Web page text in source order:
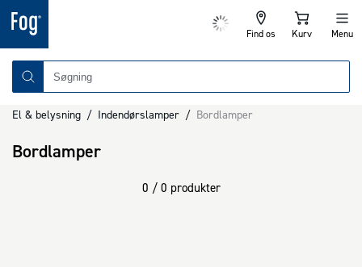
Find os Kurv Menu
El & belysning / Indendørslamper / Bordlamper
Bordlamper
0 / 0 produkter